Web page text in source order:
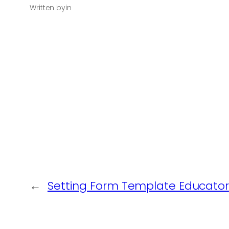
Written byin
← Setting Form Template Educator